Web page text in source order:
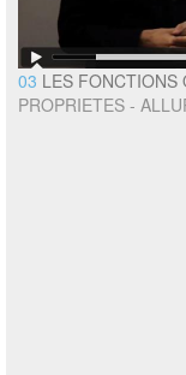
03 LES FONCTIONS
PROPRIETES -